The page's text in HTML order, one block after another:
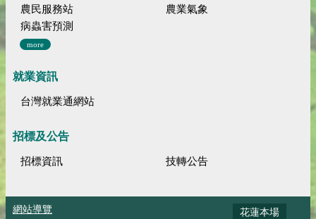
農民服務站
農業氣象
病蟲害預測
more
就業資訊
台灣就業通網站
招標及公告
招標資訊 技轉公告
網站導覽
花蓮本場